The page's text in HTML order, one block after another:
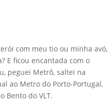
com meu tio ou minha avó,
E ficou encantada com o
peguei Metrô, saltei na
ao Metro do Porto-Portugal,
Bento do VLT.